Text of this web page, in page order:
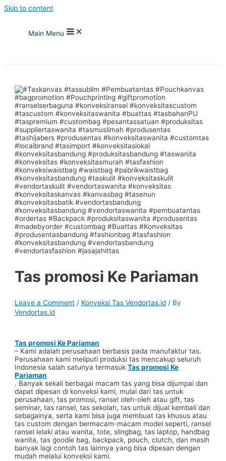
Skip to content
Main Menu
Tas promosi Ke Pariaman
Leave a Comment / Konveksi Tas Vendortas.id / By
Vendortas.id
Tas promosi Ke Pariaman
– Kami adalah perusahaan berbasis pada manufaktur tas.
Perusahaan kami meliputi produksi tas mencakup seluruh
Indonesia salah satunya termasukTas promosi Ke
Pariaman
. Banyak sekali berbagai macam tas yang bisa dijumpai dan
dapat dipesan di konveksi kami, mulai dari tas untuk
perusahaan, tas promosi, ransel oleh-oleh atau gift, tas
seminar, tas ransel, tas sekolah, tas untuk dijual kembali dan
sebagainya, serta kami bisa juga membuat tas khusus atau
tas custom dengan bermacam-macam model seperti, ransel
ransel lelaki atau wanita, tote, slingbag, tas laptop, handbag
wanita, tas goodie bag, backpack, pouch, clutch, dan masih
banyak lagi contoh tas lainnya yang bisa dipesan dengan
mudah melalui konveksi kami.